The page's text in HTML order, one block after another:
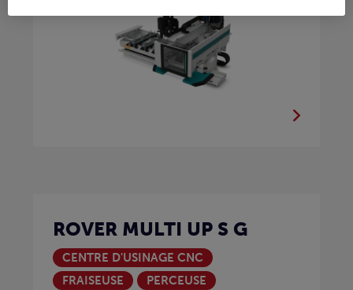
ROVER MULTI UP S G
CENTRE D'USINAGE CNC
FRAISEUSE
PERCEUSE